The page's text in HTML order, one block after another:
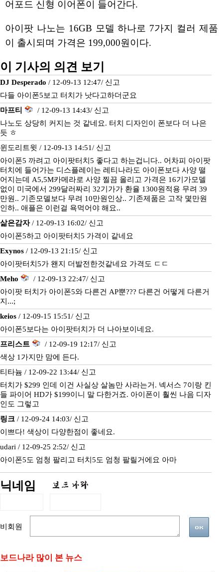
어포드 신형 이어폰이 들어간다.
아이팟 나노는 16GB 모델 하나로 7가지 컬러 제품
이 출시되며 가격은 199,000원이다.
이 기사의 의견 보기
DJ Desperado / 12-09-13 12:47/ 신고
다들 아이폰5보고 터치가 낫다고하더군요
마프티
/ 12-09-13 14:43/ 신고
나노도 상당히 커지는 것 같네요. 터치 디자인이 폰보다 더 나은
듯 ㅎ
윈도리트윗 / 12-09-13 14:51/ 신고
아이폰5 까려고 아이팟터치5 좋다고 하는겁니다.. 어차피 아이팟
터치에 들어가는 디스플레이는 레티나라도 아이폰보다 사양 떨
어지는데 A5,5M카메라로 사양 찔끔 올리고 가격은 16기가모델
없이 미국에서 299달러짜리 32기가가 환율 1300원적용 무려 39
만원.. 기존모델보다 무려 10만원인상.. 기존제품은 고작 몇만원
인하.. 애플은 이런걸 욕먹어야 해요..
삶은감자/ 12-09-13 16:02/ 신고
아이폰5하고 아이팟터치5 가격이 같네요
Exynos / 12-09-13 21:15/ 신고
아이팟터치5가 왠지 더발전한것같네요 가격도 ㄷㄷ
Meho
/ 12-09-13 22:47/ 신고
아이팟 터치가 아이폰5와 다른건 AP뿐??? 다른건 어떻게 다른거
지...;
keios / 12-09-15 15:51/ 신고
아이폰5보다는 아이팟터치가 더 나아보이네요.
프리스트
/ 12-09-19 12:17/ 신고
색상 1가지만 맘에 든다.
티타늄 / 12-09-22 13:44/ 신고
터치가 $299 인데 이건 사실상 살놈만 사라는거. 넥서스 7이랑 킨
들 파이어 HD가 $199이니 말 다한거죠. 아이폰이 훨씬 나음 디자
인도 그렇고
링크 / 12-09-24 14:03/ 신고
이쁘다! 색상이 다양한점이 좋네요.
udari / 12-09-25 2:52/ 신고
아이폰5도 엄청 팔리고 터치5도 엄청 팔릴거에요 아마
닉네임
비회원
보드나라 많이 본 뉴스